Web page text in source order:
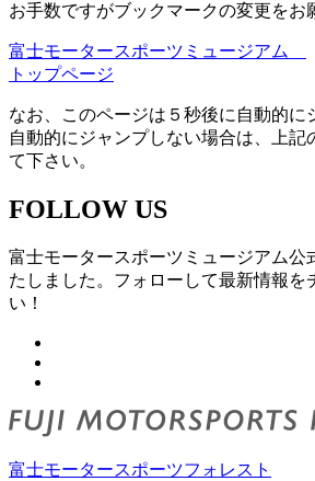
お手数ですがブックマークの変更をお
富士モータースポーツミュージアム
トップページ
なお、このページは５秒後に自動的に
自動的にジャンプしない場合は、上記
て下さい。
FOLLOW US
富士モータースポーツミュージアム公
たしました。フォローして最新情報を
い！
富士モータースポーツフォレスト